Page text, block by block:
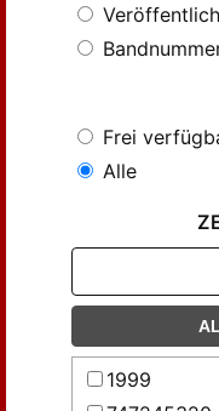
Frei
Alle
1999